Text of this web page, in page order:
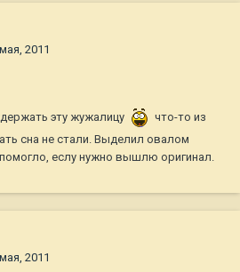
2011
эту жужалицу
что-то из
сна не стали. Выделил овалом
еслу нужно вышлю оригинал.
2011